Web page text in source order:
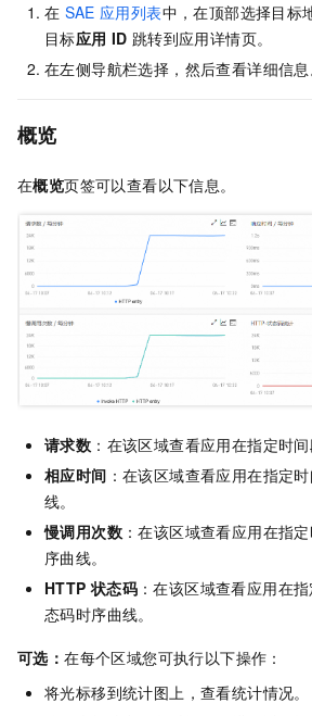
在 SAE 应用列表中，在顶部选择目标
目标应用 ID 跳转到应用详情页。
在左侧导航栏选择 ，然后查看详细信息
概览
在概览页签可以查看以下信息。
请求数 ：在该区域查看应用在指定时
相应时间 ：在该区域查看应用在指定
线。
慢调用次数 ：在该区域查看应用在指
序曲线。
HTTP 状态码 ：在该区域查看应用在
态码时序曲线。
可选：在每个区域您可执行以下操作：
将光标移到统计图上，查看统计情况。